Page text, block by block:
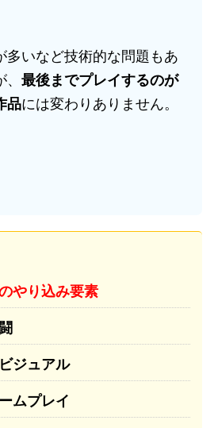
多いなど技術的な問題もあ
最後までプレイするのが
品には変わりありません。
やり込み要素
ジュアル
ムプレイ